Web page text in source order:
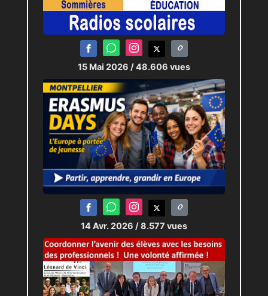
15 Mai 2026 / 48.606 vues
14 Avr. 2026 / 8.577 vues